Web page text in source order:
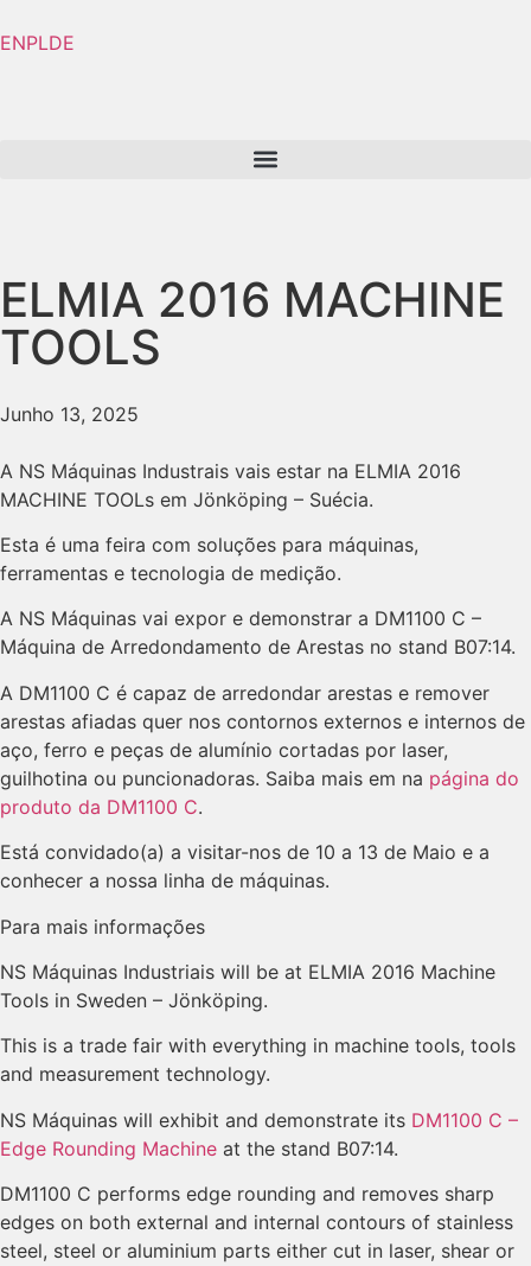
ENPLDE
ELMIA 2016 MACHINE
TOOLS
Junho 13, 2025
A NS Máquinas Industrais vais estar na ELMIA 2016
MACHINE TOOLs em Jönköping – Suécia.
Esta é uma feira com soluções para máquinas,
ferramentas e tecnologia de medição.
A NS Máquinas vai expor e demonstrar a DM1100 C –
Máquina de Arredondamento de Arestas no stand B07:14.
A DM1100 C é capaz de arredondar arestas e remover
arestas afiadas quer nos contornos externos e internos de
aço, ferro e peças de alumínio cortadas por laser,
guilhotina ou puncionadoras. Saiba mais em na página do
produto da DM1100 C.
Está convidado(a) a visitar-nos de 10 a 13 de Maio e a
conhecer a nossa linha de máquinas.
Para mais informações
NS Máquinas Industriais will be at ELMIA 2016 Machine
Tools in Sweden – Jönköping.
This is a trade fair with everything in machine tools, tools
and measurement technology.
NS Máquinas will exhibit and demonstrate its DM1100 C –
Edge Rounding Machine at the stand B07:14.
DM1100 C performs edge rounding and removes sharp
edges on both external and internal contours of stainless
steel, steel or aluminium parts either cut in laser, shear or